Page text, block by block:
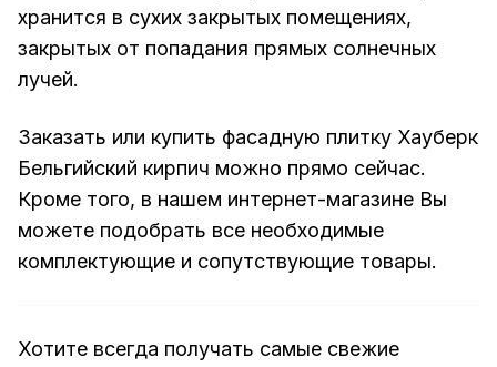
хранится в сухих закрытых помещениях,
закрытых от попадания прямых солнечных
лучей.
Заказать или купить фасадную плитку Хауберк
Бельгийский кирпич можно прямо сейчас.
Кроме того, в нашем интернет-магазине Вы
можете подобрать все необходимые
комплектующие и сопутствующие товары.
Хотите всегда получать самые свежие